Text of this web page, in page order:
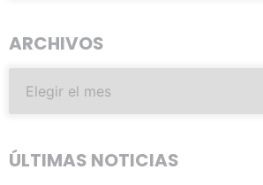
ARCHIVOS
ÚLTIMAS NOTICIAS